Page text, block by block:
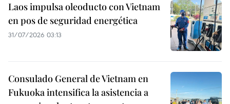
Laos impulsa oleoducto con Vietnam
en pos de seguridad energética
31/07/2026 03:13
Consulado General de Vietnam en
Fukuoka intensifica la asistencia a